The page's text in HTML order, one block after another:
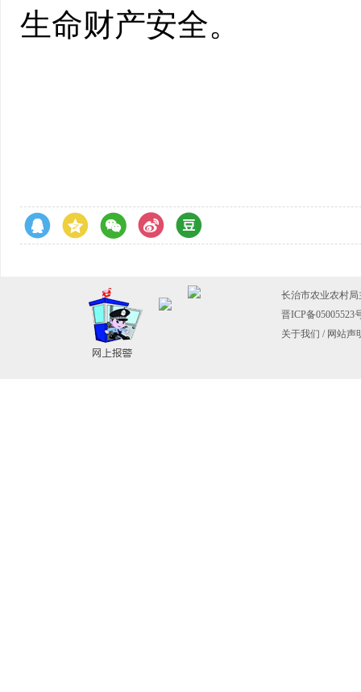
生命财产安全。
长治市农业农村
晋ICP备05005523
关于我们 / 网站声